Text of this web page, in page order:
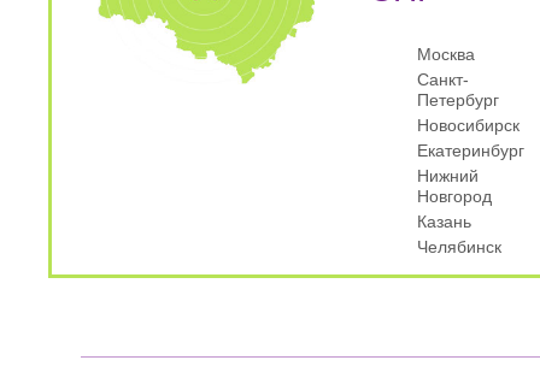
Москва
Санкт-
Петербург
Новосибирск
Екатеринбург
Нижний
Новгород
Казань
Челябинск